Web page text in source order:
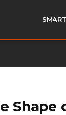
Shape